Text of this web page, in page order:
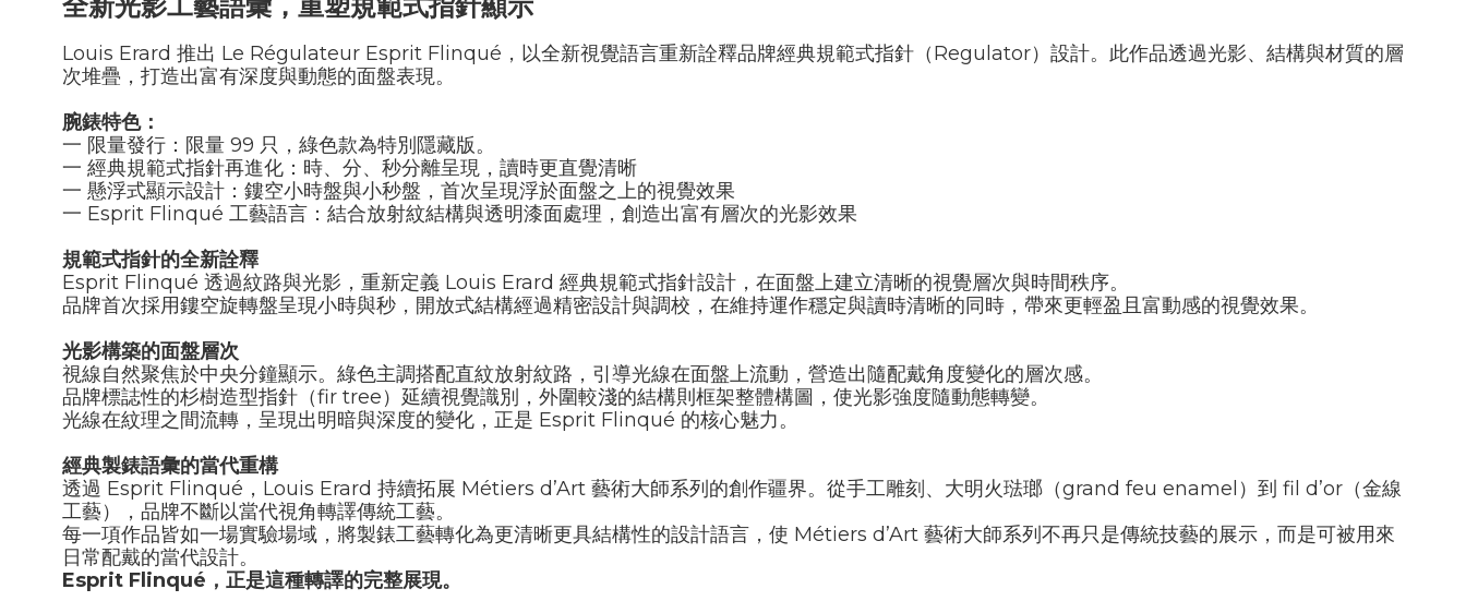
Louis Erard 推出 Le Régulateur Esprit Flinqué ，以全新視覺語言重新詮釋品牌經典規範式指針（Regulator）設計。此作品透過光影、結構與材質的層
次堆疊，打造出富有深度與動態的面盤表現。
腕錶特色：
一 限量發行：限量 99 只，綠色款為特別隱藏版。
一 經典規範式指針再進化：時、分、秒分離呈現，讀時更直覺清晰
一 懸浮式顯示設計：鏤空小時盤與小秒盤，首次呈現浮於面盤之上的視覺效果
一 Esprit Flinqué 工藝語言：結合放射紋結構與透明漆面處理，創造出富有層次的光影效果
規範式指針的全新詮釋
Esprit Flinqué 透過紋路與光影，重新定義 Louis Erard 經典規範式指針設計，在面盤上建立清晰的視覺層次與時間秩序。
品牌首次採用鏤空旋轉盤呈現小時與秒，開放式結構經過精密設計與調校，在維持運作穩定與讀時清晰的同時，帶來更輕盈且富動感的視覺效果。
光影構築的面盤層次
視線自然聚焦於中央分鐘顯示。綠色主調搭配直紋放射紋路，引導光線在面盤上流動，營造出隨配戴角度變化的層次感。
品牌標誌性的杉樹造型指針（fir tree）延續視覺識別，外圍較淺的結構則框架整體構圖，使光影強度隨動態轉變。
光線在紋理之間流轉，呈現出明暗與深度的變化，正是 Esprit Flinqué 的核心魅力。
經典製錶語彙的當代重構
透過 Esprit Flinqué ， Louis Erard 持續拓展 Métiers d’Art 藝術大師系列的創作疆界。從手工雕刻、大明火琺瑯（grand feu enamel ）到 fil d’or （金線
工藝），品牌不斷以當代視角轉譯傳統工藝。
每一項作品皆如一場實驗場域，將製錶工藝轉化為更清晰更具結構性的設計語言，使 Métiers d’Art 藝術大師系列不再只是傳統技藝的展示，而是可被用來
日常配戴的當代設計。
Esprit Flinqué ，正是這種轉譯的完整展現。